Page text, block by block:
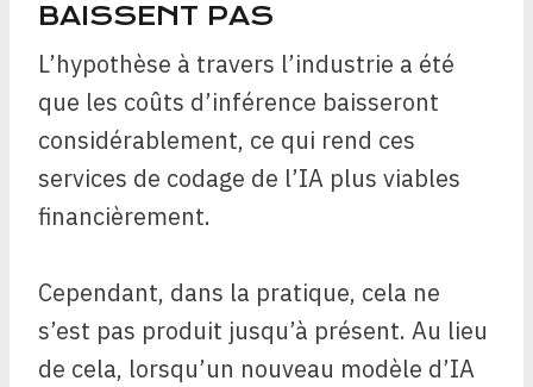
BAISSENT PAS
L’hypothèse à travers l’industrie a été
que les coûts d’inférence baisseront
considérablement, ce qui rend ces
services de codage de l’IA plus viables
financièrement.
Cependant, dans la pratique, cela ne
s’est pas produit jusqu’à présent. Au lieu
de cela, lorsqu’un nouveau modèle d’IA